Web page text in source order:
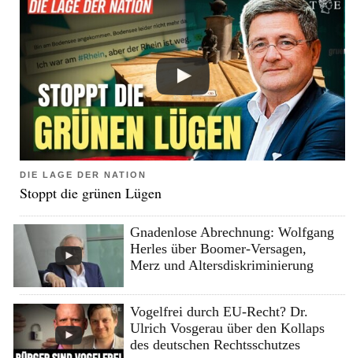
DIE LAGE DER NATION
Stoppt die grünen Lügen
Gnadenlose Abrechnung: Wolfgang
Herles über Boomer-Versagen,
Merz und Altersdiskriminierung
Vogelfrei durch EU-Recht? Dr.
Ulrich Vosgerau über den Kollaps
des deutschen Rechtsschutzes